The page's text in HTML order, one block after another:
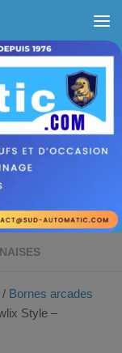
/ Bornes arcades
Style –